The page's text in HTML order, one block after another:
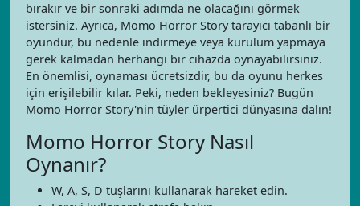
bırakır ve bir sonraki adımda ne olacağını görmek
istersiniz. Ayrıca, Momo Horror Story tarayıcı tabanlı bir
oyundur, bu nedenle indirmeye veya kurulum yapmaya
gerek kalmadan herhangi bir cihazda oynayabilirsiniz.
En önemlisi, oynaması ücretsizdir, bu da oyunu herkes
için erişilebilir kılar. Peki, neden bekleyesiniz? Bugün
Momo Horror Story'nin tüyler ürpertici dünyasına dalın!
Momo Horror Story Nasıl
Oynanır?
W, A, S, D tuşlarını kullanarak hareket edin.